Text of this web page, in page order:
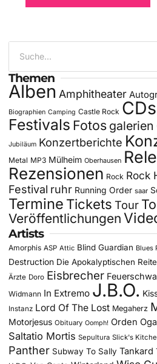
Themen
Alben Amphitheater
Biographien Camping Castle Rock CDs
Festivals Fotos galerien
Jubiläum Konzertberichte
Metal MP3 Mülheim Oberhausen
Rezensionen Rock Rock
Festival ruhr Running Order saar
Termine Tickets Tour
Veröffentlichungen
Artists
Amorphis ASP Attic Blind Guardian Blues
Destruction Die Apokalyptischen
Ärzte Doro Eisbrecher
Widmann In Extremo J.B.O.
Instanz Lord Of The Lost Megaherz
Motorjesus Obituary Oomph! Orden
Saltatio Mortis Sepultura Slick's
Panther Subway To Sally Tankard